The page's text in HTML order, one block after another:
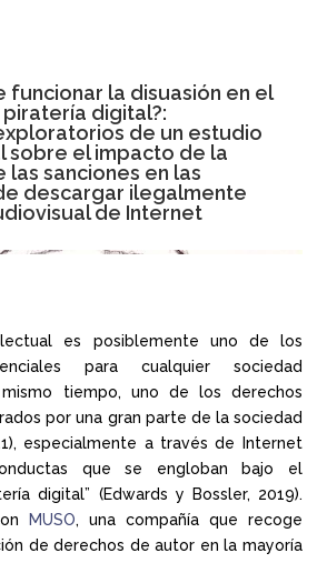
funcionar la disuasión en el
digital?:
de un estudio
sobre el impacto de la
sanciones en las
descargar ilegalmente
de Internet
es posiblemente uno de los
para cualquier sociedad
tiempo, uno de los derechos
por una gran parte de la sociedad
especialmente a través de Internet
que se engloban bajo el
digital” (Edwards y Bossler, 2019).
MUSO, una compañía que recoge
de derechos de autor en la mayoría